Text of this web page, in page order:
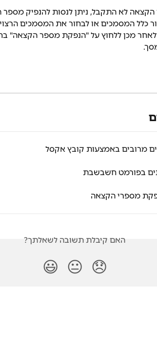
לא התקבל, ניתן לנסות להנפיק
כלל המסמכים או לבחור את המסמכים
מכן ללחוץ על "הנפקת מספר הקצאה"
מרובים באמצעות קובץ אקסל
בפורמט חשבשבת
מספרי הקצאה
האם קיבלת תשובה לשאלתך?
😞
😐
😃